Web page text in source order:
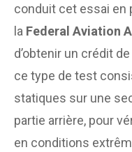
conduit cet essai en
la Federal Aviation
d’obtenir un crédit
ce type de test
statiques sur une
partie arrière, pour
en conditions